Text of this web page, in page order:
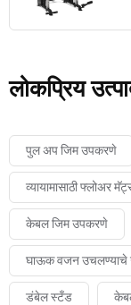
लोकप्रिय
पुल अप जिम उपकरणे
व्यायामासाठी फ्लोअर
केबल जिम उपकरणे
घाऊक वजन
डंबेल स्टँड